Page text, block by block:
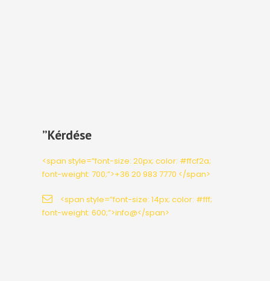
”Kérdése
<span style=”font-size: 20px; color: #ffcf2a;
font-weight: 700;”>+36 20 983 7770 </span>
<span style=”font-size: 14px; color: #fff;
font-weight: 600;”>info@</span>